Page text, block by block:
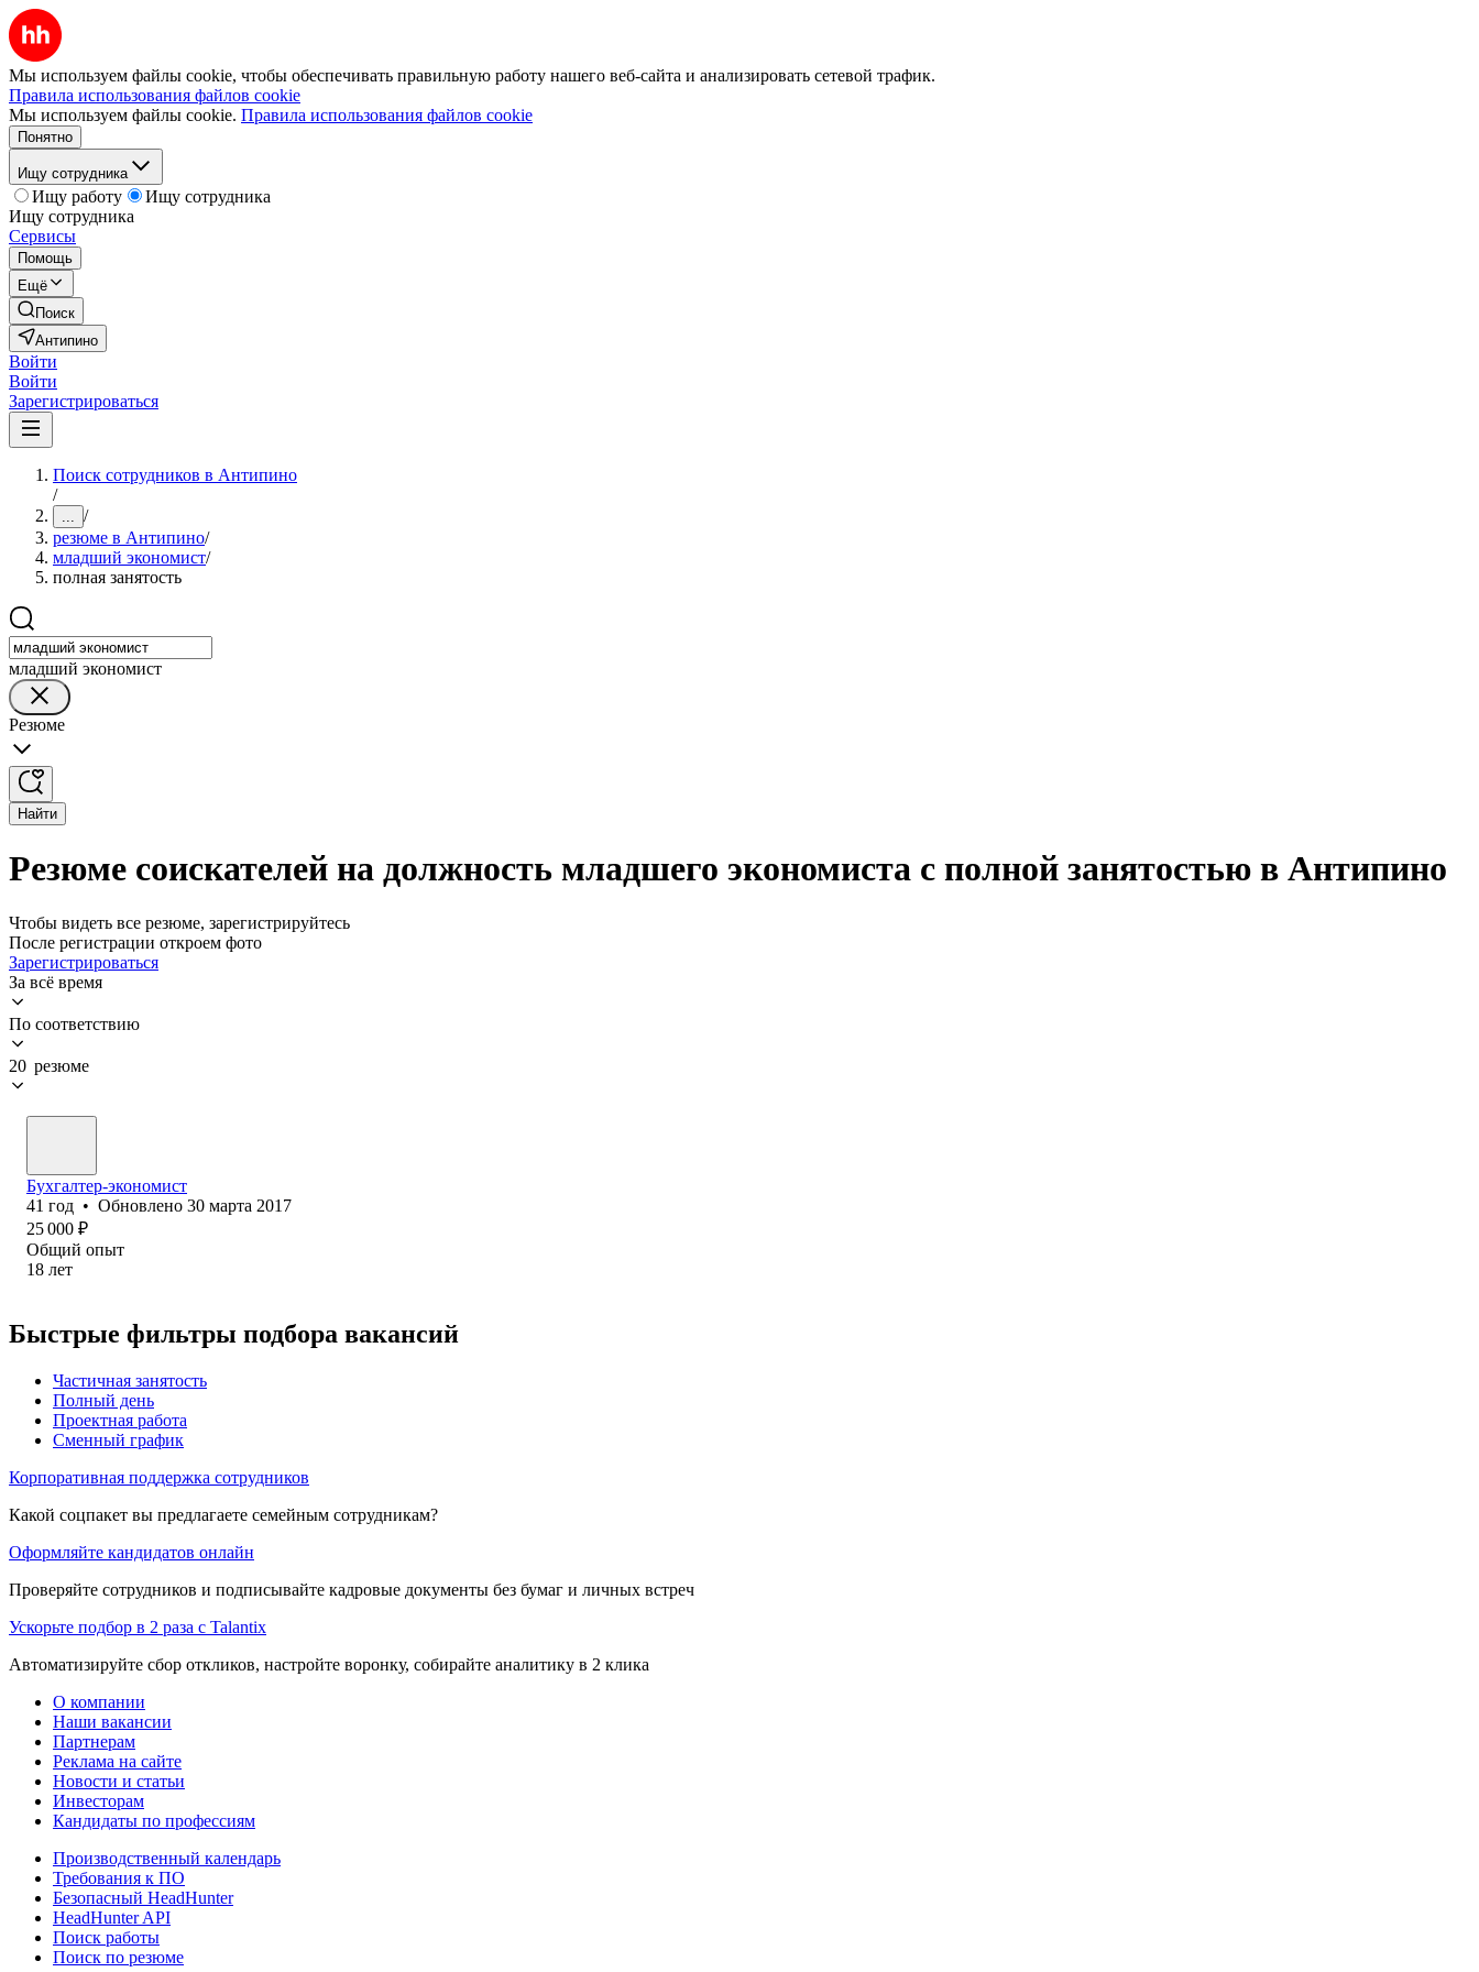
Мы используем файлы cookie, чтобы обеспечивать правильную работу нашего веб-сайта и анализировать сетевой трафик.
Правила использования файлов cookie
Мы используем файлы cookie. Правила использования файлов cookie
Понятно
Ищу сотрудника
Ищу работу
Ищу сотрудника
Ищу сотрудника
Сервисы
Помощь
Ещё
Поиск
Антипино
Войти
Войти
Зарегистрироваться
Поиск сотрудников в Антипино
/
... /
резюме в Антипино/
младший экономист/
полная занятость
младший экономист
Резюме
Найти
Резюме соискателей на должность младшего экономиста с полной занятостью в Антипино
Чтобы видеть все резюме, зарегистрируйтесь
После регистрации откроем фото
Зарегистрироваться
За всё время
По соответствию
20 резюме
Бухгалтер-экономист
41 год • Обновлено 30 марта 2017
25 000 ₽
Общий опыт
18 лет
Быстрые фильтры подбора вакансий
Частичная занятость
Полный день
Проектная работа
Сменный график
Корпоративная поддержка сотрудников
Какой соцпакет вы предлагаете семейным сотрудникам?
Оформляйте кандидатов онлайн
Проверяйте сотрудников и подписывайте кадровые документы без бумаг и личных встреч
Ускорьте подбор в 2 раза с Talantix
Автоматизируйте сбор откликов, настройте воронку, собирайте аналитику в 2 клика
О компании
Наши вакансии
Партнерам
Реклама на сайте
Новости и статьи
Инвесторам
Кандидаты по профессиям
Производственный календарь
Требования к ПО
Безопасный HeadHunter
HeadHunter API
Поиск работы
Поиск по резюме